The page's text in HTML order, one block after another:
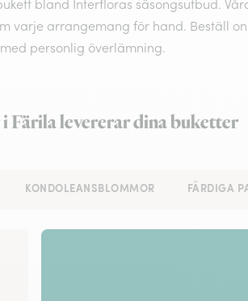
bland Interfloras säsongsutbud.
varje arrangemang för hand. Beställ
personlig överlämning.
Färila levererar dina buketter
KONDOLEANSBLOMMOR FÄRDIGA